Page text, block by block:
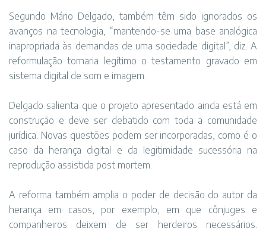
Segundo Mário Delgado, também têm sido ignorados os
avanços na tecnologia, “mantendo-se uma base analógica
inapropriada às demandas de uma sociedade digital”, diz. A
reformulação tornaria legítimo o testamento gravado em
sistema digital de som e imagem.
Delgado salienta que o projeto apresentado ainda está em
construção e deve ser debatido com toda a comunidade
jurídica. Novas questões podem ser incorporadas, como é o
caso da herança digital e da legitimidade sucessória na
reprodução assistida post mortem.
A reforma também amplia o poder de decisão do autor da
herança em casos, por exemplo, em que cônjuges e
companheiros deixem de ser herdeiros necessários.